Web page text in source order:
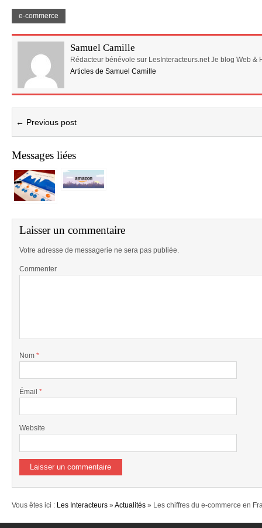
e-commerce
Samuel Camille
Rédacteur bénévole sur LesInteracteurs.net Je blog Web &
Articles de Samuel Camille
← Previous post
Messages liées
Laisser un commentaire
Votre adresse de messagerie ne sera pas publiée.
Commenter
Nom *
Émail *
Website
Vous êtes ici : Les Interacteurs » Actualités » Les chiffres du e-commerce en